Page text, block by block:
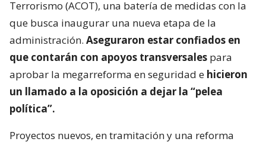
Terrorismo (ACOT), una batería de medidas con la
que busca inaugurar una nueva etapa de la
administración. Aseguraron estar confiados en
que contarán con apoyos transversales para
aprobar la megarreforma en seguridad e hicieron
un llamado a la oposición a dejar la “pelea
política”.
Proyectos nuevos, en tramitación y una reforma